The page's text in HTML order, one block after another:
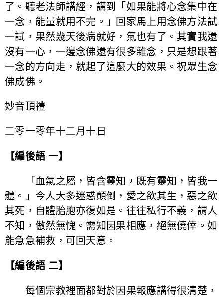
了。聽老法師講經，講到「如果能將心念集中在
一念，能量就用不完。」回家馬上用念佛方法試
一試，果然幾天後病就好，氣也有了。其實我還
沒有一心，一邊念佛還有很多雜念，只是想跟著
一念的方向走，就起了這麼大的效果。祝眾生念
佛成佛。
妙音頂禮
二零一零年十二月十日
【編後語 一】
「血氣之屬，皆含靈知，既有靈知，皆我一
體。」今人大多迷惑顛倒，愛之欲其生，惡之欲
其死，自體胎胞亦復如是。往往私行不義，謂人
不知，傲然無愧。需知因果相應，絕無僥倖。如
能急急補救，可回天意。
【編後語 二】
每個宗教裡面都對於因果報應講得很清楚，